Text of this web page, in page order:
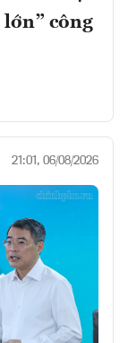
lớn” công
21:01, 06/08/2026